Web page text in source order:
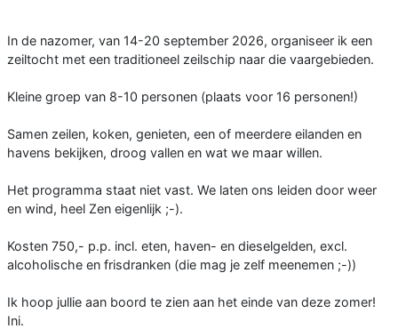
In de nazomer, van 14-20 september 2026, organiseer ik een
zeiltocht met een traditioneel zeilschip naar die vaargebieden.
Kleine groep van 8-10 personen (plaats voor 16 personen!)
Samen zeilen, koken, genieten, een of meerdere eilanden en
havens bekijken, droog vallen en wat we maar willen.
Het programma staat niet vast. We laten ons leiden door weer
en wind, heel Zen eigenlijk ;-).
Kosten 750,- p.p. incl. eten, haven- en dieselgelden, excl.
alcoholische en frisdranken (die mag je zelf meenemen ;-))
Ik hoop jullie aan boord te zien aan het einde van deze zomer!
Ini.